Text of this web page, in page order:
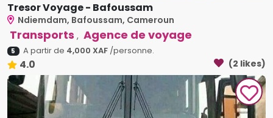
Tresor Voyage - Bafoussam
Ndiemdam, Bafoussam, Cameroun
Transports , Agence de voyage
5 A partir de 4,000 XAF/personne.
4.0 (2 likes)